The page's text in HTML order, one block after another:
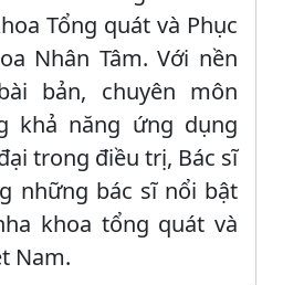
Tổng quát và Phục
Nhân Tâm. Với nền
bản, chuyên môn
khả năng ứng dụng
trong điều trị, Bác sĩ
những bác sĩ nổi bật
khoa tổng quát và
Nam.